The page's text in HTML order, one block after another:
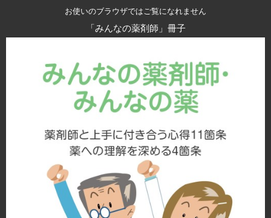
お使いのブラウザではご覧になれません
「みんなの薬剤師」冊子